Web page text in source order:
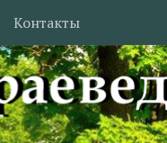
содержимому
Контакты